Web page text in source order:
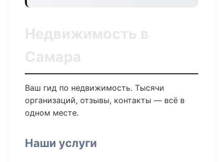
Недвижимость в
Самара
Ваш гид по недвижимость. Тысячи
организаций, отзывы, контакты — всё в
одном месте.
Наши услуги